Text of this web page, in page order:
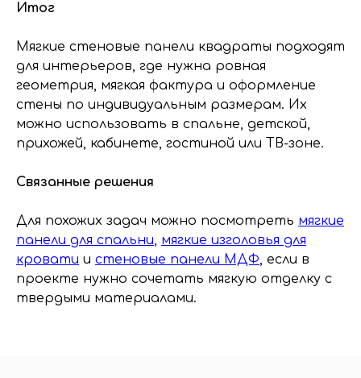
Итог
Мягкие стеновые панели квадраты подходят
для интерьеров, где нужна ровная
геометрия, мягкая фактура и оформление
стены по индивидуальным размерам. Их
можно использовать в спальне, детской,
прихожей, кабинете, гостиной или ТВ-зоне.
Связанные решения
Для похожих задач можно посмотреть мягкие
панели для спальни, мягкие изголовья для
кровати и стеновые панели МДФ, если в
проекте нужно сочетать мягкую отделку с
твердыми материалами.